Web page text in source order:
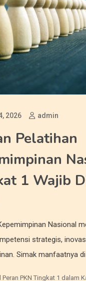
2026 admin
Pelatihan
1 Wajib
Nasional
strategis,
Simak manfaatnya
PKN Tingkat 1 dalam